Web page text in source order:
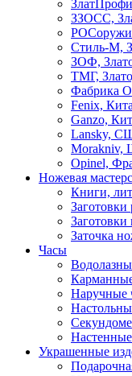
ЗЗОСС,
Стиль-М,
ЗОФ,
ТМГ,
Фабрика
Fenix,
Ganzo,
Lansky,
Morakniv,
Opinel,
Ножевая
Книги,
Заготовки
Заготовки
Заточка
Часы
Наручные
Украшенные